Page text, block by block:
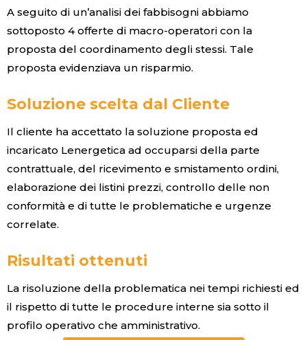
A seguito di un’analisi dei fabbisogni abbiamo
sottoposto 4 offerte di macro-operatori con la
proposta del coordinamento degli stessi. Tale
proposta evidenziava un risparmio.
Soluzione scelta dal Cliente
Il cliente ha accettato la soluzione proposta ed
incaricato Lenergetica ad occuparsi della parte
contrattuale, del ricevimento e smistamento ordini,
elaborazione dei listini prezzi, controllo delle non
conformità e di tutte le problematiche e urgenze
correlate.
Risultati ottenuti
La risoluzione della problematica nei tempi richiesti ed
il rispetto di tutte le procedure interne sia sotto il
profilo operativo che amministrativo.